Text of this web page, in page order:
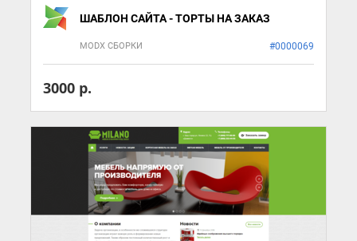
ШАБЛОН САЙТА - ТОРТЫ НА ЗАКАЗ
MODX СБОРКИ #0000069
3000 р.